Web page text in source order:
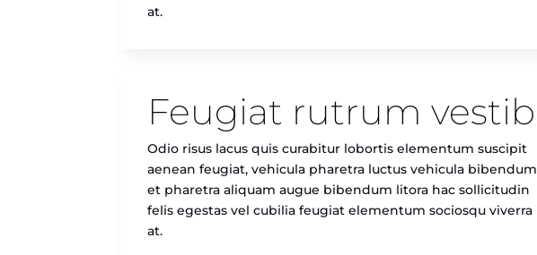
at.
Feugiat rutrum vestib
Odio risus lacus quis curabitur lobortis elementum suscipit
aenean feugiat, vehicula pharetra luctus vehicula bibendum
et pharetra aliquam augue bibendum litora hac sollicitudin
felis egestas vel cubilia feugiat elementum sociosqu viverra
at.